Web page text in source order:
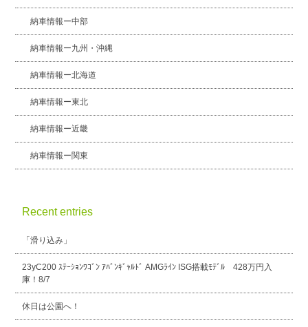
納車情報ー中部
納車情報ー九州・沖縄
納車情報ー北海道
納車情報ー東北
納車情報ー近畿
納車情報ー関東
Recent entries
「滑り込み」
23yC200 ｽﾃｰｼｮﾝﾜｺﾞﾝ ｱﾊﾞﾝｷﾞｬﾙﾄﾞ AMGﾗｲﾝ ISG搭載ﾓﾃﾞﾙ 428万円入
庫！8/7
休日は公園へ！